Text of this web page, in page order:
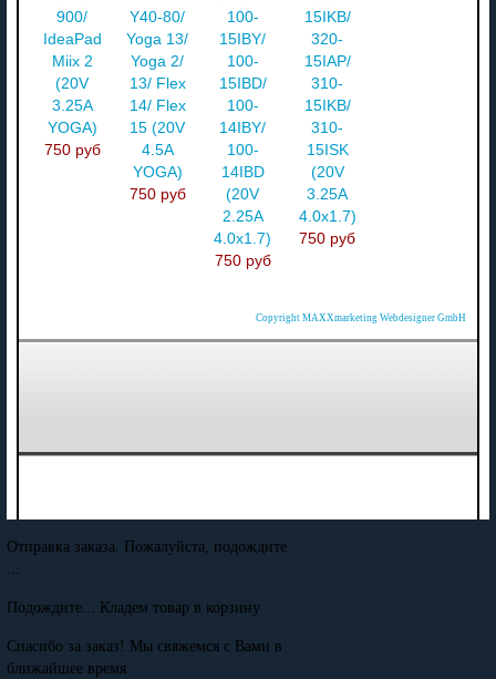
900/
IdeaPad
Miix 2
(20V
3.25A
YOGA)
750 руб
Y40-80/
Yoga 13/
Yoga 2/
13/ Flex
14/ Flex
15 (20V
4.5A
YOGA)
750 руб
100-
15IBY/
100-
15IBD/
100-
14IBY/
100-
14IBD
(20V
2.25A
4.0x1.7)
750 руб
15IKB/
320-
15IAP/
310-
15IKB/
310-
15ISK
(20V
3.25A
4.0x1.7)
750 руб
Copyright MAXXmarketing Webdesigner GmbH
Отправка заказа. Пожалуйста, подождите
...
Подождите... Кладем товар в корзину
Спасибо за заказ! Мы свяжемся с Вами в
ближайшее время